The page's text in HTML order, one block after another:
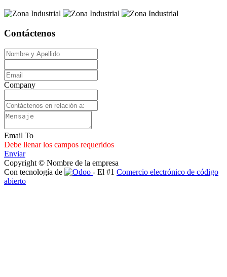
Contáctenos
Company
Email To
Debe llenar los campos requeridos
Enviar
Copyright © Nombre de la empresa
Con tecnología de
- El #1 Comercio electrónico de código
abierto